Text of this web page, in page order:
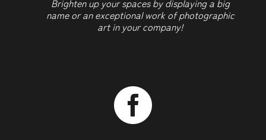
Brighten up your spaces by displaying a big
name or an exceptional work of photographic
art in your company!
